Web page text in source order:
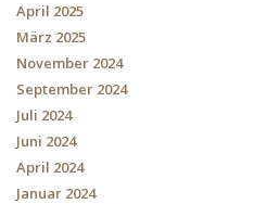
April 2025
März 2025
November 2024
September 2024
Juli 2024
Juni 2024
April 2024
Januar 2024